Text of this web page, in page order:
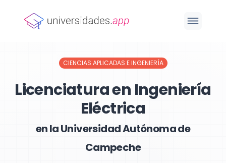
CIENCIAS APLICADAS E INGENIERÍA
Licenciatura en Ingeniería
Eléctrica
en la Universidad Autónoma de
Campeche